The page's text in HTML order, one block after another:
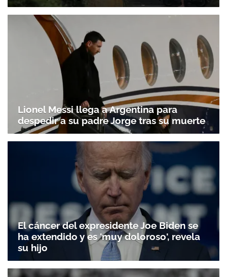
Lionel Messi llega a Argentina para
despedir a su padre Jorge tras su muerte
El cáncer del expresidente Joe Biden se
ha extendido y es 'muy doloroso', revela
su hijo